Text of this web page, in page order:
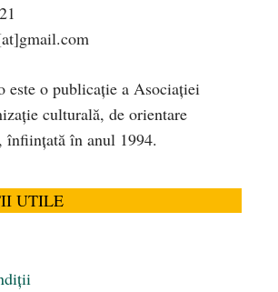
este o publicaţie a Asociaţiei
culturală, de orientare
înfiinţată în anul 1994.
UTILE